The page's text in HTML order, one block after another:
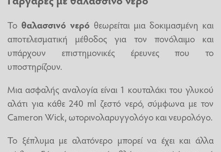
Το θαλασσινό νερό θεωρείται μια δοκιμασμένη και
αποτελεσματική μέθοδος για τον πονόλαιμο και
υπάρχουν επιστημονικές έρευνες που το
υποστηρίζουν.
Μια ασφαλής αναλογία είναι 1 κουταλάκι του γλυκού
αλάτι για κάθε 240 ml ζεστό νερό, σύμφωνα με τον
Cameron Wick, ωτορινολαρυγγολόγο και νευρολόγο.
Το ξέπλυμα με αλατόνερο μπορεί να έχει και άλλα